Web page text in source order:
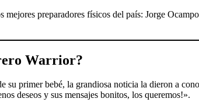
mejores preparadores físicos del país: Jorge
Warrior?
primer bebé, la grandiosa noticia la dieron a
deseos y sus mensajes bonitos, los queremos!».